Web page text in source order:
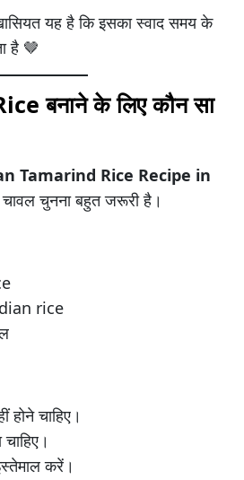
यह है कि इसका स्वाद समय के
है 🤎
बनाने के लिए कौन सा
Tamarind Rice Recipe in
चुनना बहुत जरूरी है।
rice
होने चाहिए।
करें।